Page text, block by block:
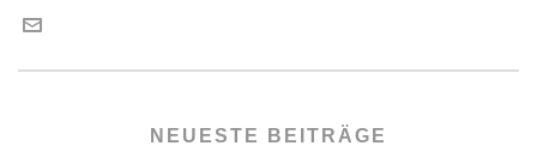
NEUESTE BEITRÄGE